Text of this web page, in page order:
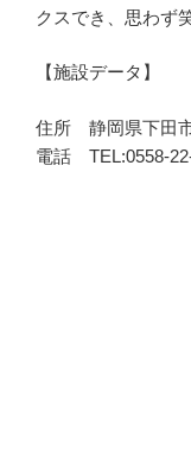
クスでき、思わず
【施設データ】
住所 静岡県下田
電話 TEL:0558-